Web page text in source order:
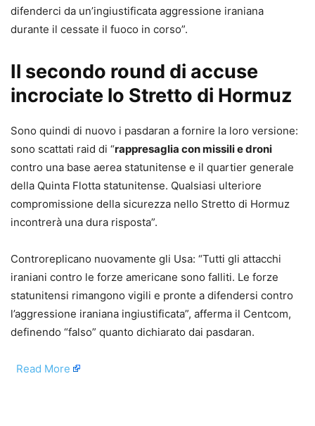
difenderci da un’ingiustificata aggressione iraniana
durante il cessate il fuoco in corso”.
Il secondo round di accuse
incrociate lo Stretto di Hormuz
Sono quindi di nuovo i pasdaran a fornire la loro versione:
sono scattati raid di “rappresaglia con missili e droni
contro una base aerea statunitense e il quartier generale
della Quinta Flotta statunitense. Qualsiasi ulteriore
compromissione della sicurezza nello Stretto di Hormuz
incontrerà una dura risposta”.
Controreplicano nuovamente gli Usa: “Tutti gli attacchi
iraniani contro le forze americane sono falliti. Le forze
statunitensi rimangono vigili e pronte a difendersi contro
l’aggressione iraniana ingiustificata”, afferma il Centcom,
definendo “falso” quanto dichiarato dai pasdaran.
Read More